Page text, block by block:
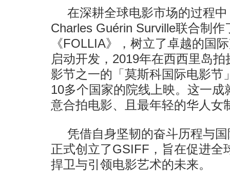
在深耕全球电影市场的过程
Charles Guérin Surville联合制
《FOLLIA》，树立了卓越的国
启动开发，2019年在西西里岛
影节之一的「莫斯科国际电影节
10多个国家的院线上映。这一
意合拍电影、且最年轻的华人女
凭借自身坚韧的奋斗历程与
正式创立了GSIFF，旨在促进全
捍卫与引领电影艺术的未来。